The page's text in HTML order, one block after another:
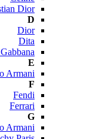
Dior
D
Dior
Dita
E
Armani
F
Fendi
Ferrari
G
Armani